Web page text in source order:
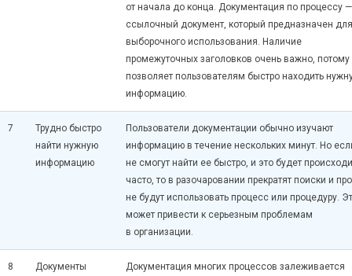
от начала до конца. Документация по процессу
ссылочный документ, который предназначен для
выборочного использования. Наличие
промежуточных заголовков очень важно, потому
позволяет пользователям быстро находить
информацию.
7
Трудно быстро
найти нужную
информацию
Пользователи документации обычно изучают
информацию в течение нескольких минут. Но
не смогут найти ее быстро, и это будет
часто, то в разочаровании прекратят поиски и
не будут использовать процесс или процедуру.
может привести к серьезным проблемам
в организации.
8
Документы
Документация многих процессов залеживается